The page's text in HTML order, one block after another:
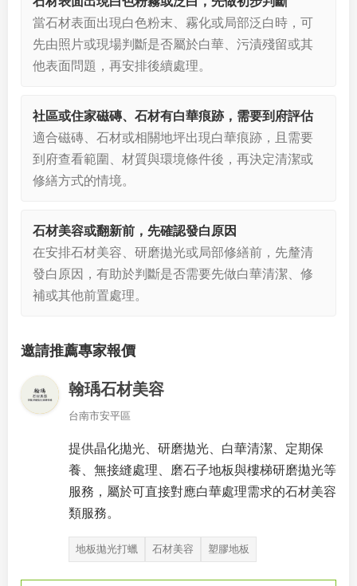
當石材表面出現白色粉末、霧化或局部泛白時，可
先由照片或現場判斷是否屬於白華、污漬殘留或其
他表面問題，再安排後續處理。
社區或住家磁磚、石材有白華痕跡，需要到府評估
適合磁磚、石材或相關地坪出現白華痕跡，且需要
到府查看範圍、材質與環境條件後，再決定清潔或
修繕方式的情境。
石材美容或翻新前，先確認發白原因
在安排石材美容、研磨拋光或局部修繕前，先釐清
發白原因，有助於判斷是否需要先做白華清潔、修
補或其他前置處理。
邀請推薦專家報價
翰瑀石材美容
台南市安平區
提供晶化拋光、研磨拋光、白華清潔、定期保
養、無接縫處理、磨石子地板與樓梯研磨拋光等
服務，屬於可直接對應白華處理需求的石材美容
類服務。
地板拋光打蠟 石材美容 塑膠地板